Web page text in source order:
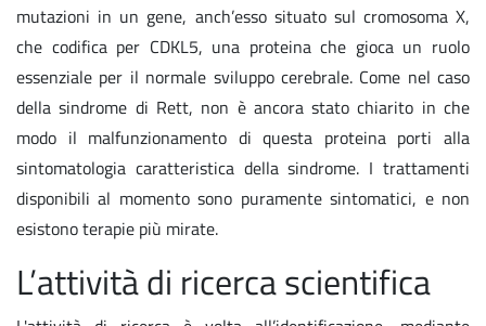
mutazioni in un gene, anch’esso situato sul cromosoma X,
che codifica per CDKL5, una proteina che gioca un ruolo
essenziale per il normale sviluppo cerebrale. Come nel caso
della sindrome di Rett, non è ancora stato chiarito in che
modo il malfunzionamento di questa proteina porti alla
sintomatologia caratteristica della sindrome. I trattamenti
disponibili al momento sono puramente sintomatici, e non
esistono terapie più mirate.
L’attività di ricerca scientifica